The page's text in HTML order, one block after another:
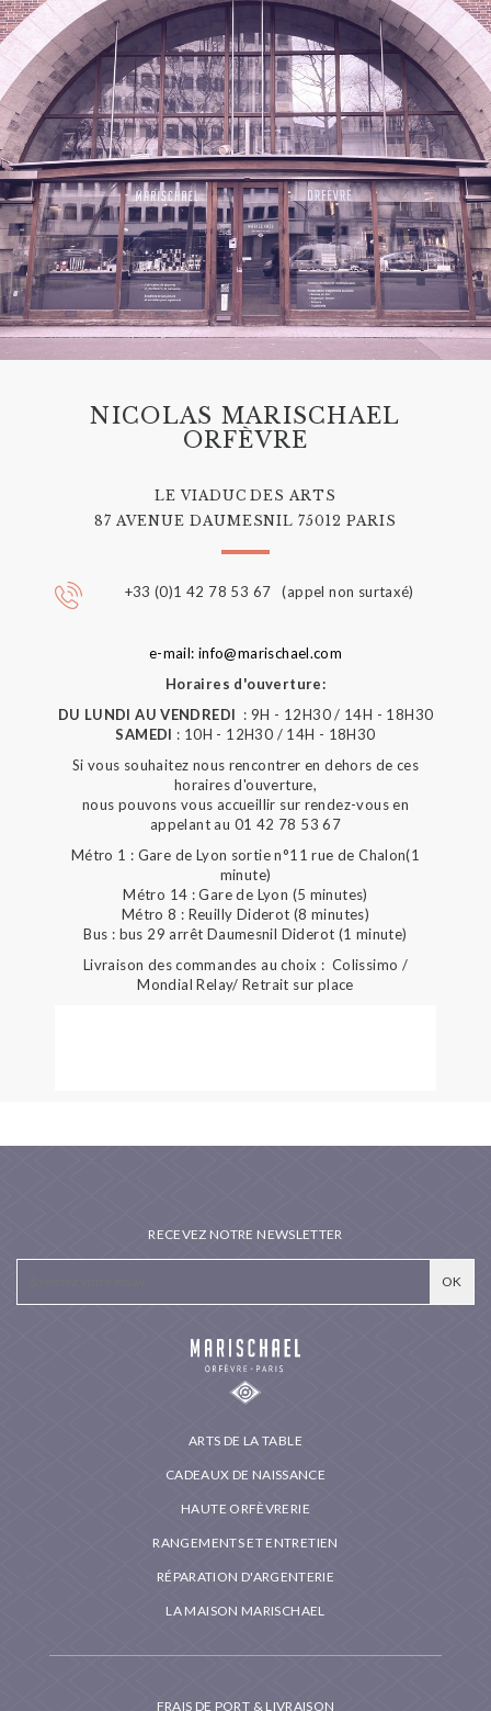
NICOLAS MARISCHAEL
ORFÈVRE
LE VIADUC DES ARTS
87 AVENUE DAUMESNIL 75012 PARIS
+33 (0)1 42 78 53 67 (appel non surtaxé)
e-mail: info@marischael.com
Horaires d'ouverture:
DU LUNDI AU VENDREDI : 9H - 12H30 / 14H - 18H30
SAMEDI : 10H - 12H30 / 14H - 18H30
Si vous souhaitez nous rencontrer en dehors de ces
horaires d'ouverture,
nous pouvons vous accueillir sur rendez-vous en
appelant au 01 42 78 53 67
Métro 1 : Gare de Lyon sortie n°11 rue de Chalon(1
minute)
Métro 14 : Gare de Lyon (5 minutes)
Métro 8 : Reuilly Diderot (8 minutes)
Bus : bus 29 arrêt Daumesnil Diderot (1 minute)
Livraison des commandes au choix : Colissimo /
Mondial Relay/ Retrait sur place
ARTS DE LA TABLE
CADEAUX DE NAISSANCE
HAUTE ORFÈVRERIE
RANGEMENTS ET ENTRETIEN
RÉPARATION D'ARGENTERIE
LA MAISON MARISCHAEL
FRAIS DE PORT & LIVRAISON
RECEVEZ NOTRE NEWSLETTER